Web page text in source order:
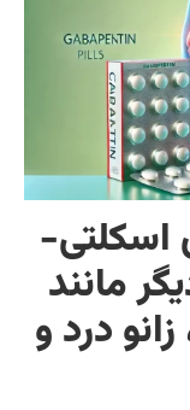
مانند
درد و